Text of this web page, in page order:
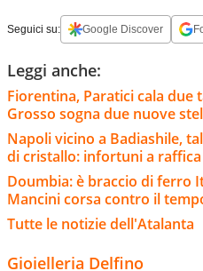
Seguici su: Google Discover
Leggi anche:
Fiorentina, Paratici cala due
Grosso sogna due nuove
Napoli vicino a Badiashile,
di cristallo: infortuni a
Doumbia: è braccio di ferro
Mancini corsa contro il
Tutte le notizie dell'Atalanta
Gioielleria Delfino